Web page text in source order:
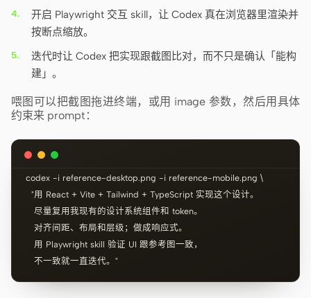
开启 Playwright 交互 skill，让 Codex 真在浏览器里渲染并
按断点缩放。
迭代时让 Codex 把实现跟截图比对，而不只是确认「能构
建」。
喂图可以把截图拖进终端，或用 image 参数，然后用具体
约束来 prompt：
codex -i reference-desktop.png -i reference-mobile.png \
  "用 React + Vite + Tailwind + TypeScript 实现这个设计。
   尽量复用我现有的设计系统组件和 token。
   对齐间距、布局和层级；做成响应式。
   用 Playwright skill 验证 UI 跟参考图一致，
   不一致就一直迭代。"